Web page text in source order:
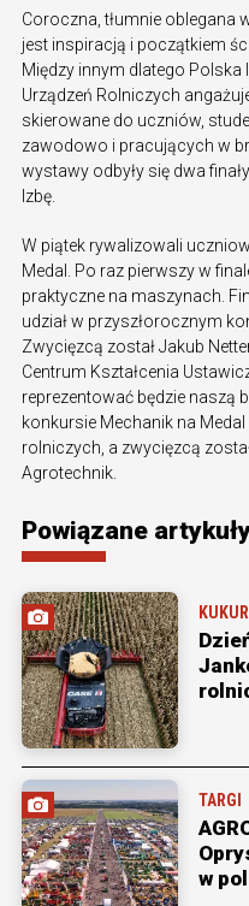
Coroczna, tłumnie oblegana
jest inspiracją i początkiem
Między innym dlatego
Urządzeń Rolniczych
skierowane do uczniów,
zawodowo i pracujących w
wystawy odbyły się dwa
Izbę.
W piątek rywalizowali
Medal. Po raz pierwszy w
praktyczne na maszynach.
udział w przyszłorocznym
Zwycięzcą został Jakub
Centrum Kształcenia
reprezentować będzie naszą
konkursie Mechanik na
rolniczych, a zwycięzcą
Agrotechnik.
Powiązane
TARGI
w